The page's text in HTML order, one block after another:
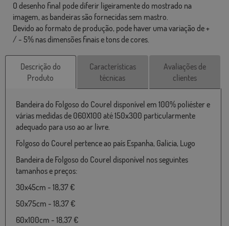
O desenho final pode diferir ligeiramente do mostrado na
imagem, as bandeiras são fornecidas sem mastro.
Devido ao formato de produção, pode haver uma variação de +
/ - 5% nas dimensões finais e tons de cores.
Descrição do
Produto
Características
técnicas
Avaliações de
clientes
Bandeira do Folgoso do Courel disponível em 100% poliéster e
várias medidas de 060X100 até 150x300 particularmente
adequado para uso ao ar livre.
Folgoso do Courel pertence ao país Espanha, Galicia, Lugo
Bandeira de Folgoso do Courel disponível nos seguintes
tamanhos e preços:
30x45cm - 18,37 €
50x75cm - 18,37 €
60x100cm - 18,37 €